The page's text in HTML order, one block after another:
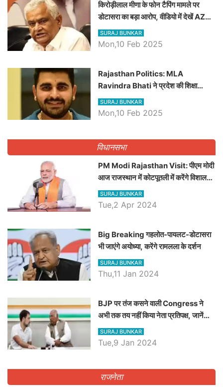
किरोड़ीलाल मीणा के फोन टैपिंग मामले पर
डोटासरा का बड़ा आरोप, वीडियो में देखें AZ
बड़ी खबरें
SURAJ BUNKAR
Mon,10 Feb 2025
Rajasthan Politics: MLA
Ravindra Bhati ने प्रदेश की शिक्षा
व्यवस्था पर उठाए सवाल, Madan
Dilawar पर हमला करते हुए गिनवाये खाली
SURAJ BUNKAR
Mon,10 Feb 2025
विधानसभा
PM Modi Rajasthan Visit: पीएम मोदी
आज राजस्थान में कोटपूतली में करेंगे विशाल
रैली, एक सभा से 8 सीटों पर साधेगें निशाना
SURAJ BUNKAR
Tue,2 Apr 2024
Big Breaking गहलोत-पायलट-डोटासरा
भी जाएंगे अयोध्या, करेंगे रामलला के दर्शन
SURAJ BUNKAR
Thu,11 Jan 2024
BJP पर तंज कसने वाली Congress ने
अभी तक तय नहीं किया नेता प्रतिपक्ष, जानें
कौन होगा दावेदार
SURAJ BUNKAR
Tue,9 Jan 2024
राजनेता